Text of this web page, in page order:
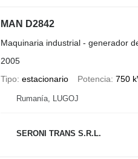
MAN D2842
Maquinaria industrial - generador
2005
Tipo estacionario Potencia 750
Rumanía, LUGOJ
SERONI TRANS S.R.L.